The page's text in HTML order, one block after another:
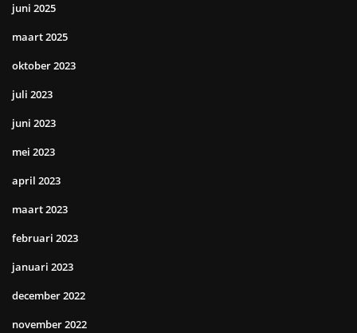
juni 2025
maart 2025
oktober 2023
juli 2023
juni 2023
mei 2023
april 2023
maart 2023
februari 2023
januari 2023
december 2022
november 2022